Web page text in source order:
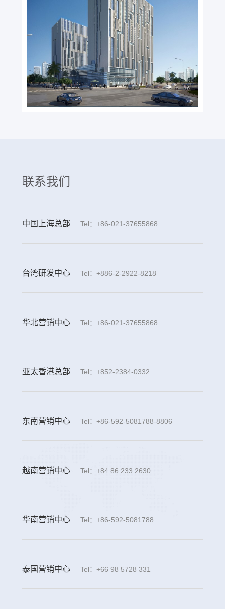
联系我们
中国上海总部 Tel：+86-021-37655868
台湾研发中心 Tel：+886-2-2922-8218
华北营销中心 Tel：+86-021-37655868
亚太香港总部 Tel：+852-2384-0332
东南营销中心 Tel：+86-592-5081788-8806
越南营销中心 Tel：+84 86 233 2630
华南营销中心 Tel：+86-592-5081788
泰国营销中心 Tel：+66 98 5728 331